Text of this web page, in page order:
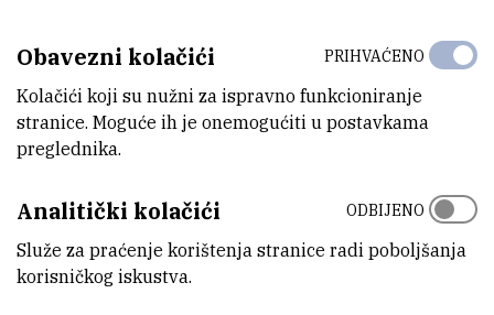
Bijenička cesta 54, 10000 Zagreb
KONTAKTIRAJTE NAS
Obavezni kolačići
Kolačići koji su nužni za ispravno funkcioniranje
stranice. Moguće ih je onemogućiti u postavkama
preglednika.
PRIHVAĆENO
Analitički kolačići
Služe za praćenje korištenja stranice radi poboljšanja
korisničkog iskustva.
ODBIJENO